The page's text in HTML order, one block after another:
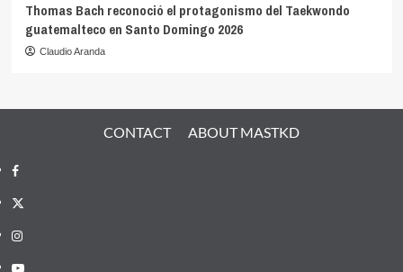
Thomas Bach reconoció el protagonismo del Taekwondo
guatemalteco en Santo Domingo 2026
Claudio Aranda
CONTACT ABOUT MASTKD
Facebook
X
Instagram
YouTube